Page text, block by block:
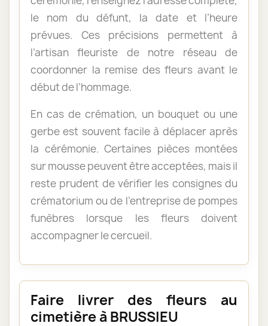
le nom du défunt, la date et l’heure
prévues. Ces précisions permettent à
l’artisan fleuriste de notre réseau de
coordonner la remise des fleurs avant le
début de l’hommage.
En cas de crémation, un bouquet ou une
gerbe est souvent facile à déplacer après
la cérémonie. Certaines pièces montées
sur mousse peuvent être acceptées, mais il
reste prudent de vérifier les consignes du
crématorium ou de l’entreprise de pompes
funèbres lorsque les fleurs doivent
accompagner le cercueil.
Faire livrer des fleurs au
cimetière à BRUSSIEU